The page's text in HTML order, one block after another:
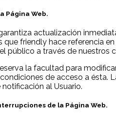
Página Web.
actualización
que friendly hace referencia
público a través de nuestros
la facultad para
de acceso a ésta.
al Usuario.
de la Página Web.